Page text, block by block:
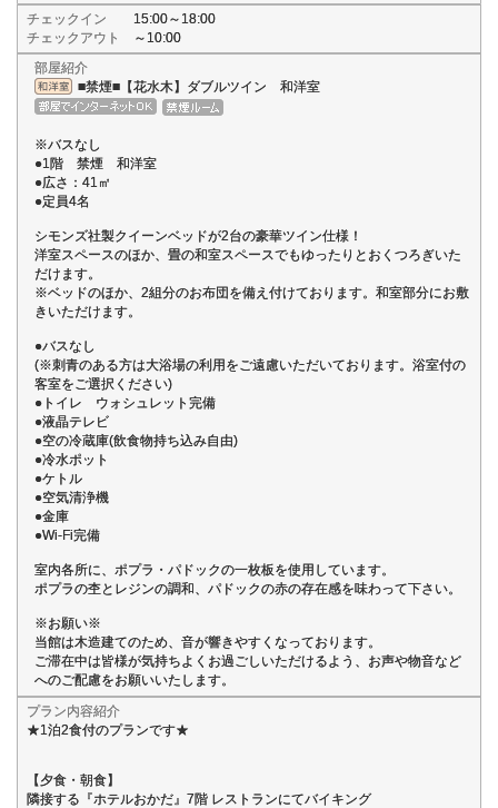
チェックイン
15:00～18:00
チェックアウト
～10:00
部屋紹介
■禁煙■【花水木】ダブルツイン 和洋室
※バスなし
●1階 禁煙 和洋室
●広さ：41㎡
●定員4名
シモンズ社製クイーンベッドが2台の豪華ツイン仕様！
洋室スペースのほか、畳の和室スペースでもゆったりとおくつろぎいた
だけます。
※ベッドのほか、2組分のお布団を備え付けております。和室部分にお敷
きいただけます。
●バスなし
(※刺青のある方は大浴場の利用をご遠慮いただいております。浴室付の
客室をご選択ください)
●トイレ ウォシュレット完備
●液晶テレビ
●空の冷蔵庫(飲食物持ち込み自由)
●冷水ポット
●ケトル
●空気清浄機
●金庫
●Wi-Fi完備
室内各所に、ポプラ・パドックの一枚板を使用しています。
ポプラの杢とレジンの調和、パドックの赤の存在感を味わって下さい。
※お願い※
当館は木造建てのため、音が響きやすくなっております。
ご滞在中は皆様が気持ちよくお過ごしいただけるよう、お声や物音など
へのご配慮をお願いいたします。
プラン内容紹介
★1泊2食付のプランです★
【夕食・朝食】
隣接する『ホテルおかだ』7階 レストランにてバイキング